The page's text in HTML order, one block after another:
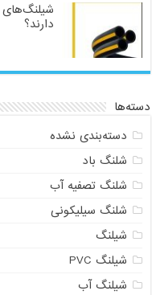
دارند؟
دسته‌ها
دسته‌بندی نشده
شلنگ باد
شلنگ تصفیه آب
شلنگ سیلیکونی
شیلنگ
شیلنگ PVC
شیلنگ آب